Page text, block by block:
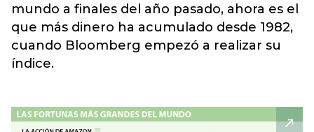
mundo a finales del año pasado, ahora es el
que más dinero ha acumulado desde 1982,
cuando Bloomberg empezó a realizar su
índice.